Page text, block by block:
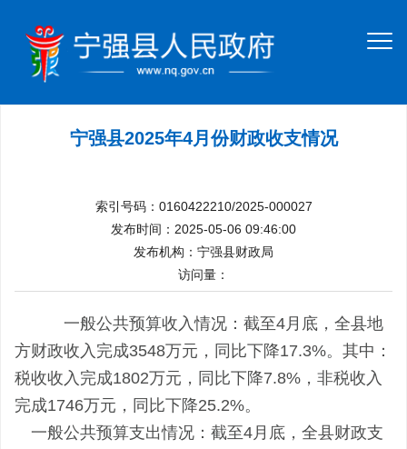
宁强县2025年4月份财政收支情况
索引号码：0160422210/2025-000027
发布时间：2025-05-06 09:46:00
发布机构：宁强县财政局
访问量：
一般公共预算收入情况：截至4月底，全县地
方财政收入完成3548万元，同比下降17.3%。其中：
税收收入完成1802万元，同比下降7.8%，非税收入
完成1746万元，同比下降25.2%。
一般公共预算支出情况：截至4月底，全县财政支